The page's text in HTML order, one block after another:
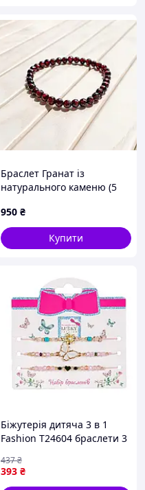
Браслет Гранат із
натурального каменю (5
Червоний
950 ₴
Купити
Біжутерія дитяча 3 в 1
Fashion T24604 браслети 3
393 ₴
437₴